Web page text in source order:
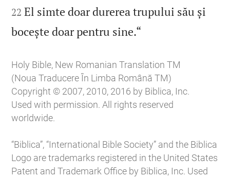
22 El simte doar durerea trupului său și
bocește doar pentru sine.“
Holy Bible, New Romanian Translation TM
(Noua Traducere În Limba Română TM)
Copyright © 2007, 2010, 2016 by Biblica, Inc.
Used with permission. All rights reserved
worldwide.
“Biblica”, “International Bible Society” and the Biblica
Logo are trademarks registered in the United States
Patent and Trademark Office by Biblica, Inc. Used